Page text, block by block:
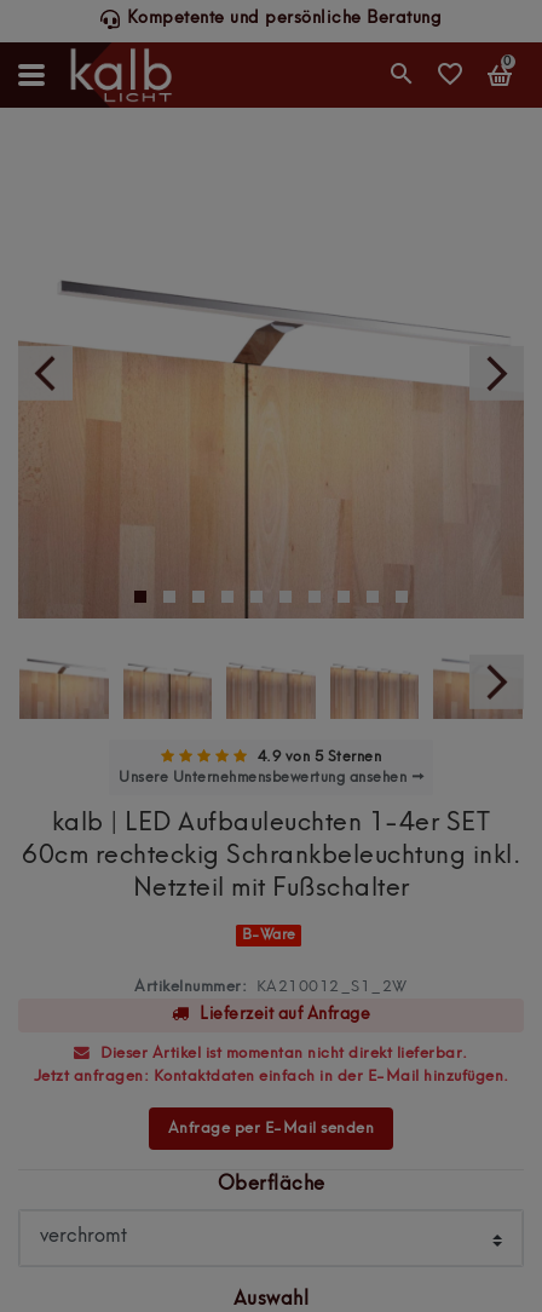
Beratung Schneller DHL-Versand,
0
4.9 von 5 Sternen
Unsere Unternehmensbewertung ansehen →
kalb | LED Aufbauleuchten 1-4er SET
60cm rechteckig Schrankbeleuchtung inkl.
Netzteil mit Fußschalter
B-Ware
Artikelnummer:
KA210012_S1_2W
Lieferzeit auf Anfrage
Dieser Artikel ist momentan nicht direkt lieferbar.
Jetzt anfragen: Kontaktdaten einfach in der E-Mail hinzufügen.
Anfrage per E-Mail senden
Oberfläche
Auswahl